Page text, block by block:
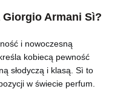
Armani Sì?
i nowoczesną
kobiecą pewność
słodyczą i klasą. Sì to
w świecie perfum.